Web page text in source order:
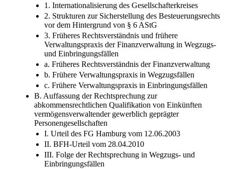
1. Internationalisierung des Gesellschafterkreises
2. Strukturen zur Sicherstellung des Besteuerungsrechts
vor dem Hintergrund von § 6 AStG
3. Früheres Rechtsverständnis und frühere
Verwaltungspraxis der Finanzverwaltung in Wegzugs-
und Einbringungsfällen
a. Früheres Rechtsverständnis der Finanzverwaltung
b. Frühere Verwaltungspraxis in Wegzugsfällen
c. Frühere Verwaltungspraxis in Einbringungsfällen
B. Auffassung der Rechtsprechung zur
abkommensrechtlichen Qualifikation von Einkünften
vermögensverwaltender gewerblich geprägter
Personengesellschaften
I. Urteil des FG Hamburg vom 12.06.2003
II. BFH-Urteil vom 28.04.2010
III. Folge der Rechtsprechung in Wegzugs- und
Einbringungsfällen